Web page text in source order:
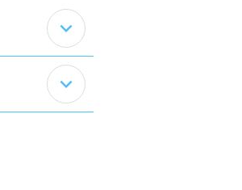
expand_less
expand_less